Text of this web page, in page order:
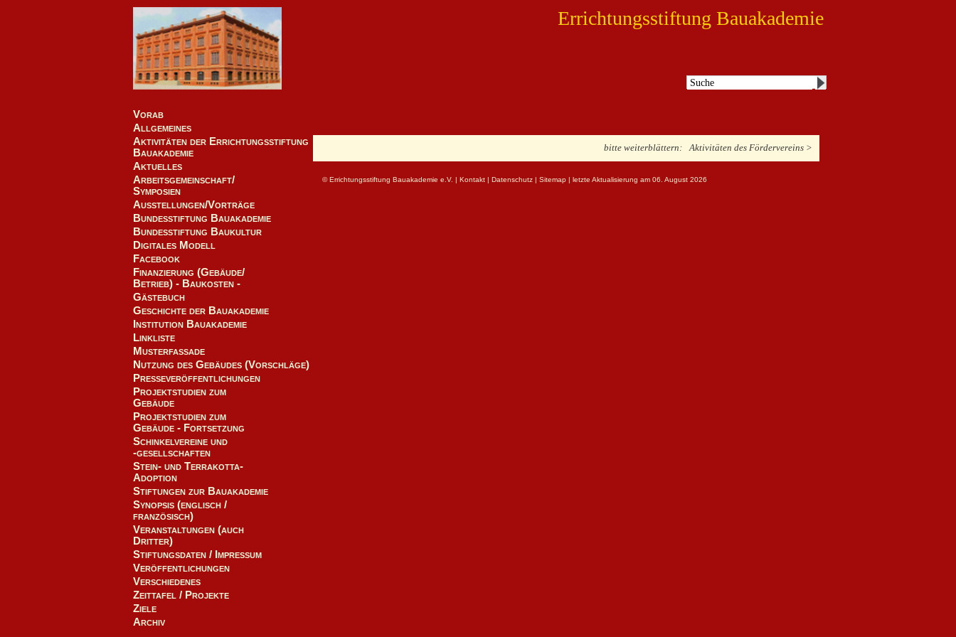
Errichtungsstiftung Bauakademie
Vorab
Allgemeines
Aktivitäten der Errichtungsstiftung
Bauakademie
Aktuelles
Arbeitsgemeinschaft/
Symposien
Ausstellungen/Vorträge
Bundesstiftung Bauakademie
Bundesstiftung Baukultur
Digitales Modell
Facebook
Finanzierung (Gebäude/
Betrieb) - Baukosten -
Gästebuch
Geschichte der Bauakademie
Institution Bauakademie
Linkliste
Musterfassade
Nutzung des Gebäudes (Vorschläge)
Presseveröffentlichungen
Projektstudien zum
Gebäude
Projektstudien zum
Gebäude - Fortsetzung
Schinkelvereine und
-gesellschaften
Stein- und Terrakotta-
Adoption
Stiftungen zur Bauakademie
Synopsis (englisch /
französisch)
Veranstaltungen (auch
Dritter)
Stiftungsdaten / Impressum
Veröffentlichungen
Verschiedenes
Zeittafel / Projekte
Ziele
Archiv
Aktivitäten des Fördervereins >
bitte weiterblättern:
© Errichtungsstiftung Bauakademie e.V. | Kontakt | Datenschutz | Sitemap | letzte Aktualisierung am 06. August 2026